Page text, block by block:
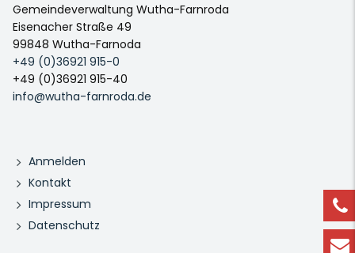
Gemeindeverwaltung Wutha-Farnroda
Eisenacher Straße 49
99848 Wutha-Farnoda
+49 (0)36921 915-0
+49 (0)36921 915-40
info@wutha-farnroda.de
Anmelden
Kontakt
Impressum
Datenschutz